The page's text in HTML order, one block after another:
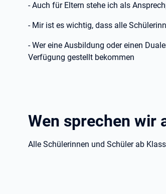
- Auch für Eltern stehe ich als
- Mir ist es wichtig, dass alle
- Wer eine Ausbildung oder einen
Verfügung gestellt bekommen
Wen sprechen wir
Alle Schülerinnen und Schüler ab